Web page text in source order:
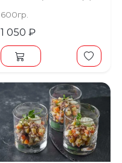
600гр.
1 050 ₽